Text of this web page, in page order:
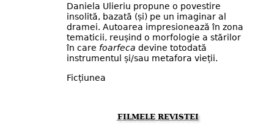
Daniela Ulieriu propune o povestire
insolită, bazată (și) pe un imaginar al
dramei. Autoarea impresionează în zona
tematicii, reușind o morfologie a stărilor
în care foarfeca devine totodată
instrumentul și/sau metafora vieții.
Ficțiunea
FILMELE REVISTEI